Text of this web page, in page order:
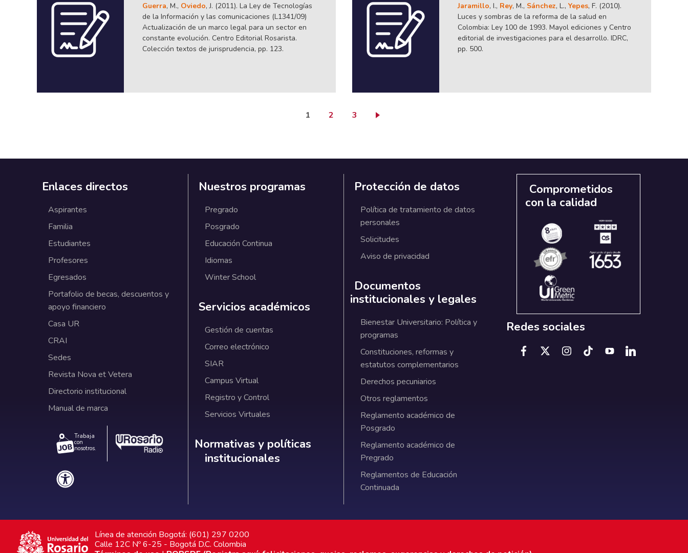
Guerra, M., Oviedo, J. (2011). La Ley de Tecnologías
de la Información y las comunicaciones (L1341/09)
Actualización de un marco legal para un sector en
constante evolución. Centro Editorial Rosarista.
Colección textos de jurisprudencia, pp. 123.
Jaramillo, I., Rey, M., Sánchez, L., Yepes, F. (2010).
Luces y sombras de la reforma de la salud en
Colombia: Ley 100 de 1993. Mayol ediciones y Centro
editorial de investigaciones para el desarrollo. IDRC,
pp. 500.
Página actual
1 Page
2 Page
3
Enlaces directos
Aspirantes
Familia
Estudiantes
Profesores
Egresados
Portafolio de becas, descuentos y
apoyo financiero
Casa UR
CRAI
Sedes
Revista Nova et Vetera
Directorio institucional
Manual de marca
Trabaja
con
nosotros.
Nuestros programas
Pregrado
Posgrado
Educación Continua
Idiomas
Winter School
Servicios académicos
Gestión de cuentas
Correo electrónico
SIAR
Campus Virtual
Registro y Control
Servicios Virtuales
Normativas y políticas institucionales
Normativas y políticas
institucionales
Protección de datos
Política de tratamiento de datos
personales
Solicitudes
Aviso de privacidad
Documentos
institucionales y legales
Bienestar Universitario: Política y
programas
Constituciones, reformas y
estatutos complementarios
Derechos pecuniarios
Otros reglamentos
Reglamento académico de
Posgrado
Reglamento académico de
Pregrado
Reglamentos de Educación
Continuada
Comprometidos
con la calidad
Redes sociales
Línea de atención Bogotá: (601) 297 0200
Calle 12C Nº 6-25 - Bogotá D.C. Colombia